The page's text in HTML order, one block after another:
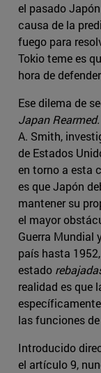
el pasado
causa de la
fuego para
Tokio teme es
hora de
Ese dilema de
Japan
A. Smith,
de Estados
en torno a esta
es que Japón
mantener su
el mayor
Guerra Mundial
país hasta
estado
realidad es que
las funciones
Introducido
el artículo 9,